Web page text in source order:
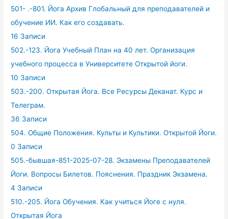
501- .-801. Йога Архив Глобальный для преподавателей и
обучение ИИ. Как его создавать.
16 Записи
502.-123. Йога Учебный План на 40 лет. Организация
учебного процесса в Университете Открытой йоги.
10 Записи
503.-200. Открытая Йога. Все Ресурсы Деканат. Курс и
Телеграм.
36 Записи
504. Общие Положения. Культы и Культики. Открытой Йоги.
0 Записи
505.-бывшая-851-2025-07-28. Экзамены Преподавателей
Йоги. Вопросы Билетов. Пояснения. Праздник Экзамена.
4 Записи
510.-205. Йога Обучения. Как учиться Йоге с нуля.
Открытая Йога